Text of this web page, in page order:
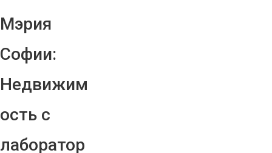
Мэрия
Софии:
Недвижим
ость с
лаборатор